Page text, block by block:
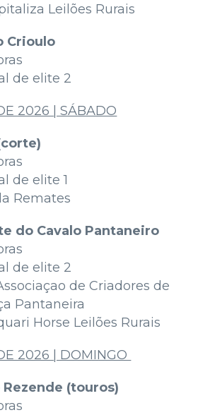
Leilões Rurais
Crioulo
de elite 2
2026 | SÁBADO
de elite 1
Remates
do Cavalo Pantaneiro
de elite 2
de Criadores de
Pantaneira
Horse Leilões Rurais
2026 | DOMINGO
(touros)